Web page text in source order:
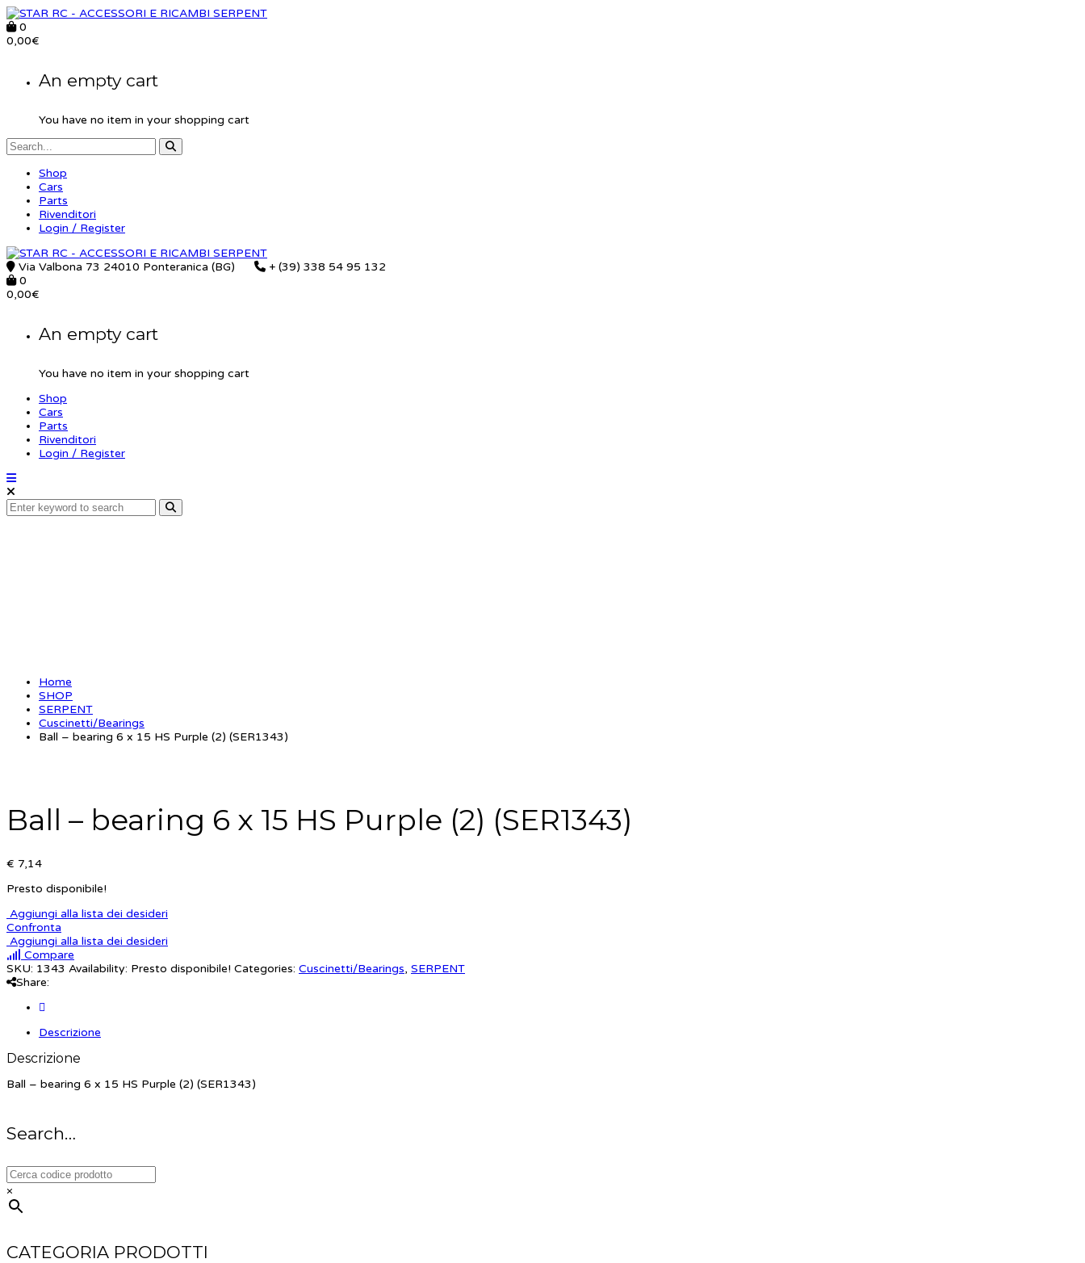
0
0,00€
An empty cart
You have no item in your shopping cart
Shop
Cars
Parts
Rivenditori
Login / Register
Via Valbona 73 24010 Ponteranica (BG)
+ (39) 338 54 95 132
0
0,00€
An empty cart
You have no item in your shopping cart
Shop
Cars
Parts
Rivenditori
Login / Register
Home
SHOP
SERPENT
Cuscinetti/Bearings
Ball – bearing 6 x 15 HS Purple (2) (SER1343)
Ball – bearing 6 x 15 HS Purple (2) (SER1343)
€ 7,14
Presto disponibile!
Aggiungi alla lista dei desideri
Confronta
Aggiungi alla lista dei desideri
Compare
SKU: 1343 Availability: Presto disponibile! Categories: Cuscinetti/Bearings, SERPENT
Share:
Descrizione
Descrizione
Ball – bearing 6 x 15 HS Purple (2) (SER1343)
Search…
×
CATEGORIA PRODOTTI